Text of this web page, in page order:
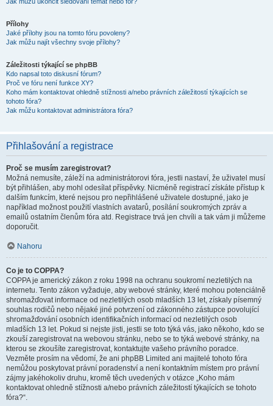
Přílohy
Jaké přílohy jsou na tomto fóru povoleny?
Jak můžu najít všechny svoje přílohy?
Záležitosti týkající se phpBB
Kdo napsal toto diskusní fórum?
Proč ve fóru není funkce XY?
Koho mám kontaktovat ohledně stížnosti a/nebo právních záležitostí týkajících se
tohoto fóra?
Jak můžu kontaktovat administrátora fóra?
Přihlašování a registrace
Proč se musím zaregistrovat?
Možná nemusíte, záleží na administrátorovi fóra, jestli nastaví, že uživatel musí
být přihlášen, aby mohl odesílat příspěvky. Nicméně registrací získáte přístup k
dalším funkcím, které nejsou pro nepřihlášené uživatele dostupné, jako je
například možnost použití vlastních avatarů, posílání soukromých zpráv a
emailů ostatním členům fóra atd. Registrace trvá jen chvíli a tak vám ji můžeme
doporučit.
Nahoru
Co je to COPPA?
COPPA je americký zákon z roku 1998 na ochranu soukromí nezletilých na
internetu. Tento zákon vyžaduje, aby webové stránky, které mohou potenciálně
shromažďovat informace od nezletilých osob mladších 13 let, získaly písemný
souhlas rodičů nebo nějaké jiné potvrzení od zákonného zástupce povolující
shromažďování osobních identifikačních informací od nezletilých osob
mladších 13 let. Pokud si nejste jisti, jestli se toto týká vás, jako někoho, kdo se
zkouší zaregistrovat na webovou stránku, nebo se to týká webové stránky, na
kterou se zkoušíte zaregistrovat, kontaktujte vašeho právního poradce.
Vezměte prosím na vědomí, že ani phpBB Limited ani majitelé tohoto fóra
nemůžou poskytovat právní poradenství a není kontaktním místem pro právní
zájmy jakéhokoliv druhu, kromě těch uvedených v otázce „Koho mám
kontaktovat ohledně stížnosti a/nebo právních záležitostí týkajících se tohoto
fóra?“.